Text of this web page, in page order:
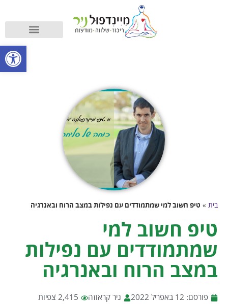
בית » טיפ חשוב למי שמתמודדים עם נפילות במצב הרוח ובאנרגיה
טיפ חשוב למי
שמתמודדים עם נפילות
במצב הרוח ובאנרגיה
פורסם: 12 באפריל 2022 ניר קראוזה
2,415 צפיות
פתח